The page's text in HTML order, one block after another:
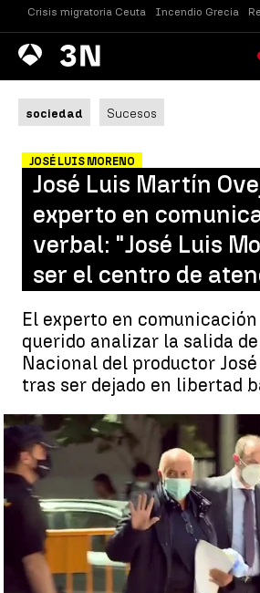
Crisis migratoria Ceuta Incendio Grecia
Antena
3 Noticias
sociedad Sucesos
JOSÉ LUIS MORENO
José Luis Martín
experto en
verbal: "José Luis
ser el centro de
El experto en
querido analizar la salida
Nacional del productor
tras ser dejado en libertad
José Luis Martín Ovejero, experto en
“José Luis Moreno quiere ser el
Antena 3 Noticias
Publicado:
03 de julio de 2021, 12:08